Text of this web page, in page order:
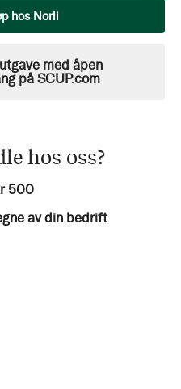
hos Norli
med åpen
på SCUP.com
hos oss?
500
av din bedrift